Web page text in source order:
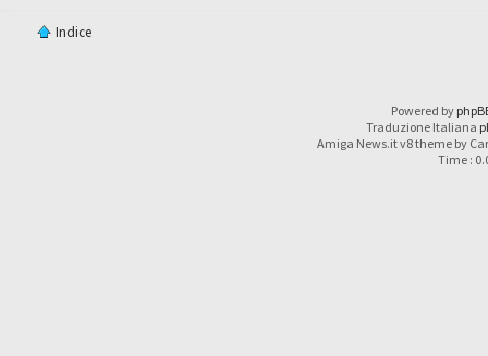
Indice
Powered by
Traduzione Italiana
Amiga News.it v8 theme by
Time :